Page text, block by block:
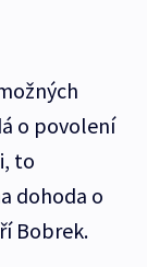
o povolení
to
dohoda o
Bobrek.